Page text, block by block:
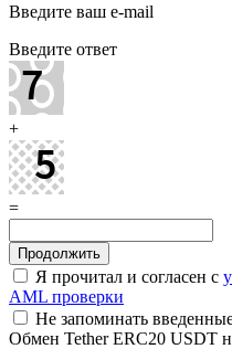
Введите ваш e-mail
Введите ответ
+
=
Я прочитал и согласен с
AML проверки
Не запоминать
Обмен Tether ERC20 USDT